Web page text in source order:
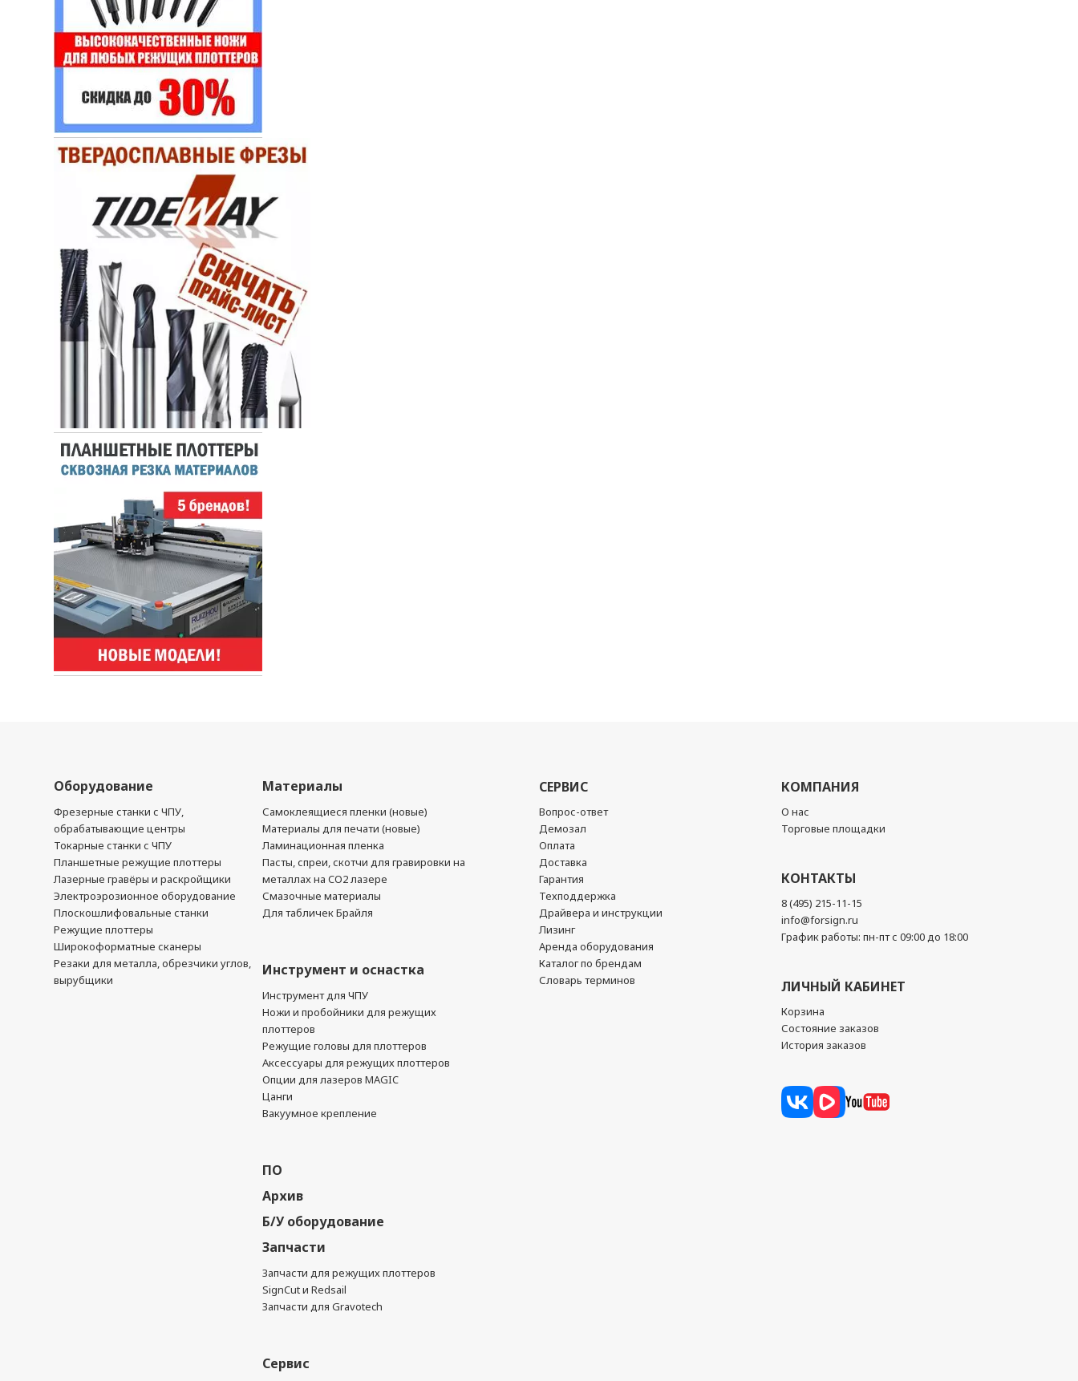
Оборудование
Фрезерные станки с ЧПУ,
обрабатывающие центры
Токарные станки с ЧПУ
Планшетные режущие плоттеры
Лазерные гравёры и раскройщики
Электроэрозионное оборудование
Плоскошлифовальные станки
Режущие плоттеры
Широкоформатные сканеры
Резаки для металла, обрезчики углов,
вырубщики
Материалы
Самоклеящиеся пленки (новые)
Материалы для печати (новые)
Ламинационная пленка
Пасты, спреи, скотчи для гравировки на
металлах на CO2 лазере
Смазочные материалы
Для табличек Брайля
Инструмент и оснастка
Инструмент для ЧПУ
Ножи и пробойники для режущих
плоттеров
Режущие головы для плоттеров
Аксессуары для режущих плоттеров
Опции для лазеров MAGIC
Цанги
Вакуумное крепление
ПО
Архив
Б/У оборудование
Запчасти
Запчасти для режущих плоттеров
SignCut и Redsail
Запчасти для Gravotech
Сервис
СЕРВИС
Вопрос-ответ
Демозал
Оплата
Доставка
Гарантия
Техподдержка
Драйвера и инструкции
Лизинг
Аренда оборудования
Каталог по брендам
Словарь терминов
КОМПАНИЯ
О нас
Торговые площадки
КОНТАКТЫ
8 (495) 215-11-15
info@forsign.ru
График работы: пн-пт с 09:00 до 18:00
ЛИЧНЫЙ КАБИНЕТ
Корзина
Состояние заказов
История заказов